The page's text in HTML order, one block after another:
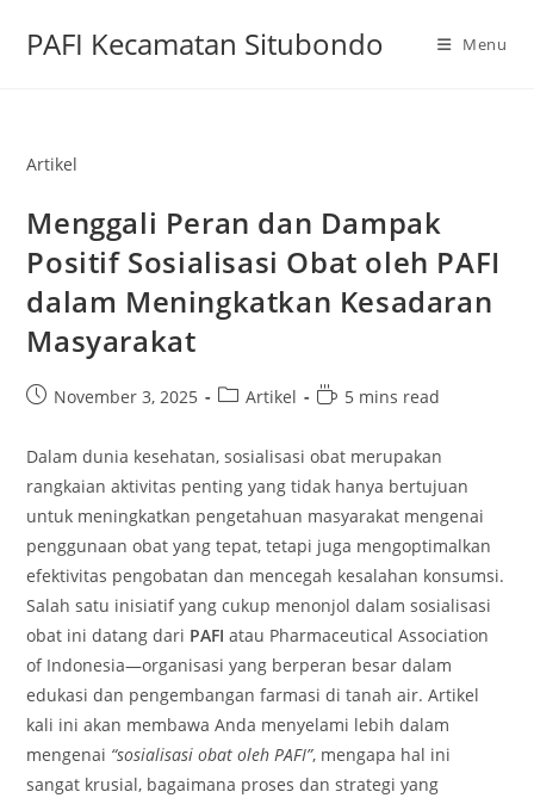
PAFI Kecamatan Situbondo Menu
Artikel
Menggali Peran dan Dampak
Positif Sosialisasi Obat oleh PAFI
dalam Meningkatkan Kesadaran
Masyarakat
PostNovember 3, 2025
PostArtikel
Reading
5 mins read
Dalam dunia kesehatan, sosialisasi obat merupakan
rangkaian aktivitas penting yang tidak hanya bertujuan
untuk meningkatkan pengetahuan masyarakat mengenai
penggunaan obat yang tepat, tetapi juga mengoptimalkan
efektivitas pengobatan dan mencegah kesalahan konsumsi.
Salah satu inisiatif yang cukup menonjol dalam sosialisasi
obat ini datang dari PAFI atau Pharmaceutical Association
of Indonesia—organisasi yang berperan besar dalam
edukasi dan pengembangan farmasi di tanah air. Artikel
kali ini akan membawa Anda menyelami lebih dalam
mengenai “sosialisasi obat oleh PAFI”, mengapa hal ini
sangat krusial, bagaimana proses dan strategi yang